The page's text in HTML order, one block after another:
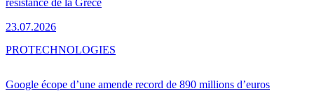
23.07.2026
Google écope d’une amende record de 890 millions d’euros
PROTECHNOLOGIES